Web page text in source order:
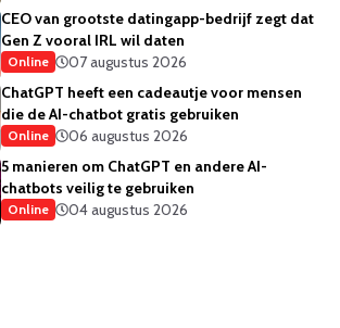
CEO van grootste datingapp-bedrijf zegt dat
Gen Z vooral IRL wil daten
Online
07 augustus 2026
ChatGPT heeft een cadeautje voor mensen
die de AI-chatbot gratis gebruiken
Online
06 augustus 2026
5 manieren om ChatGPT en andere AI-
chatbots veilig te gebruiken
Online 04 augustus 2026